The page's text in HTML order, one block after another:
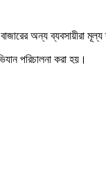
অন্য ব্যবসায়ীরা
পরিচালনা করা হয়।